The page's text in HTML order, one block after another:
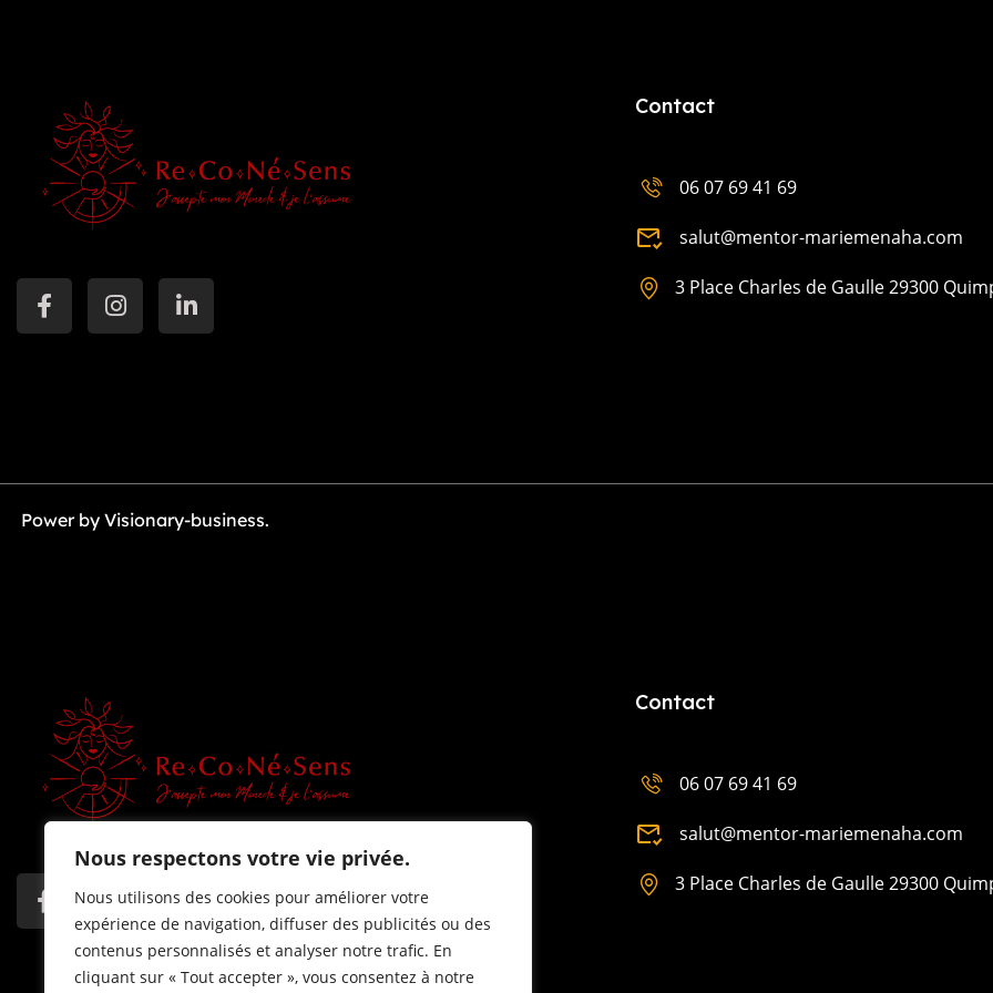
Nous respectons votre vie privée.
Nous utilisons des cookies pour améliorer votre
expérience de navigation, diffuser des publicités ou des
contenus personnalisés et analyser notre trafic. En
cliquant sur « Tout accepter », vous consentez à notre
Contact
06 07 69 41 69
salut@mentor-mariemenaha.com
3 Place Charles de Gaulle 29300
Power by Visionary-business.
Contact
06 07 69 41 69
salut@mentor-mariemenaha.com
3 Place Charles de Gaulle 29300